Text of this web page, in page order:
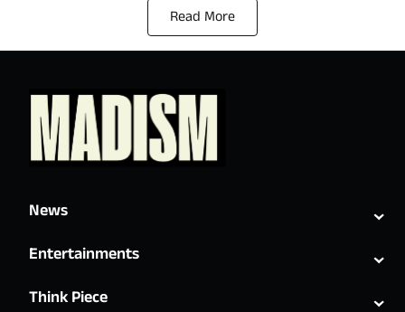
Read More
News ⌄
Entertainments ⌄
Think Piece ⌄